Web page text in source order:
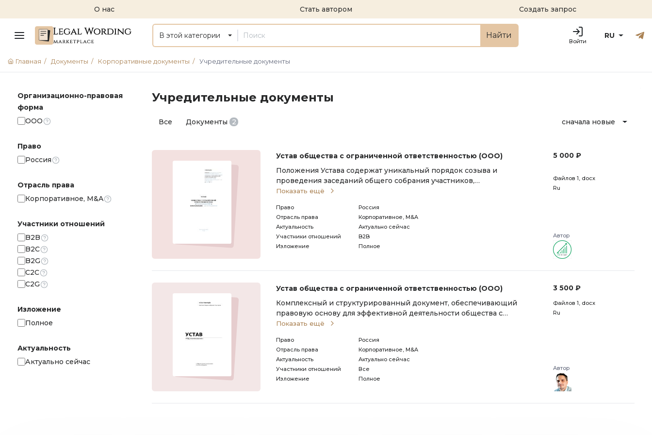
О нас Стать автором Создать запрос
В этой категории Найти
Войти
Русский
RU
Главная / Документы / Корпоративные документы / Учредительные документы
Организационно-правовая
форма
ООО
Право
Россия
Отрасль права
Корпоративное, M&A
Участники отношений
B2B
B2C
B2G
С2С
C2G
Изложение
Полное
Актуальность
Актуально сейчас
Учредительные документы
Все Документы 2 сначала новые
Устав общества с ограниченной ответственностью (ООО)
Положения Устава содержат уникальный порядок созыва и
проведения заседаний общего собрания участников,
позволяющий не выдерживать долгие нормативно установленные
ве
Показать ещё
Право
Россия
Отрасль права
Корпоративное, M&A
Актуальность
Актуально сейчас
Участники отношений
B2B
Изложение
Полное
5 000 ₽
Файлов 1, docx
Ru
Автор
Устав общества с ограниченной ответственностью (ООО)
Комплексный и структурированный документ, обеспечивающий
правовую основу для эффективной деятельности общества с
ограниченной ответственностью (ООО).Для поиска информации,
Показать ещё
Право
Россия
Отрасль права
Корпоративное, M&A
Актуальность
Актуально сейчас
Участники отношений
Все
Изложение
Полное
3 500 ₽
Файлов 1, docx
Ru
Автор